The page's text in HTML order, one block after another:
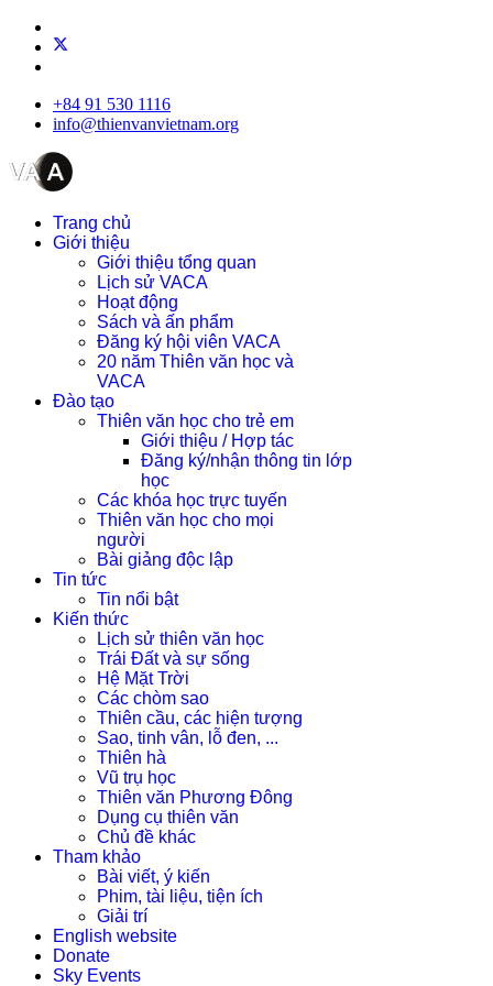
+84 91 530 1116
info@thienvanvietnam.org
Trang chủ
Giới thiệu
Giới thiệu tổng quan
Lịch sử VACA
Hoạt động
Sách và ấn phẩm
Đăng ký hội viên VACA
20 năm Thiên văn học và
VACA
Đào tạo
Thiên văn học cho trẻ em
Giới thiệu / Hợp tác
Đăng ký/nhận thông tin lớp
học
Các khóa học trực tuyến
Thiên văn học cho mọi
người
Bài giảng độc lập
Tin tức
Tin nổi bật
Kiến thức
Lịch sử thiên văn học
Trái Đất và sự sống
Hệ Mặt Trời
Các chòm sao
Thiên cầu, các hiện tượng
Sao, tinh vân, lỗ đen, ...
Thiên hà
Vũ trụ học
Thiên văn Phương Đông
Dụng cụ thiên văn
Chủ đề khác
Tham khảo
Bài viết, ý kiến
Phim, tài liệu, tiện ích
Giải trí
English website
Donate
Sky Events